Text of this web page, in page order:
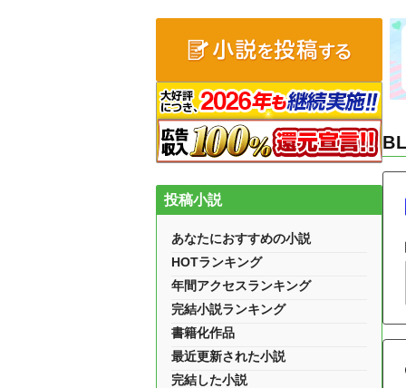
投稿小説
あなたにおすすめの小説
HOTランキング
年間アクセスランキング
完結小説ランキング
書籍化作品
最近更新された小説
完結した小説